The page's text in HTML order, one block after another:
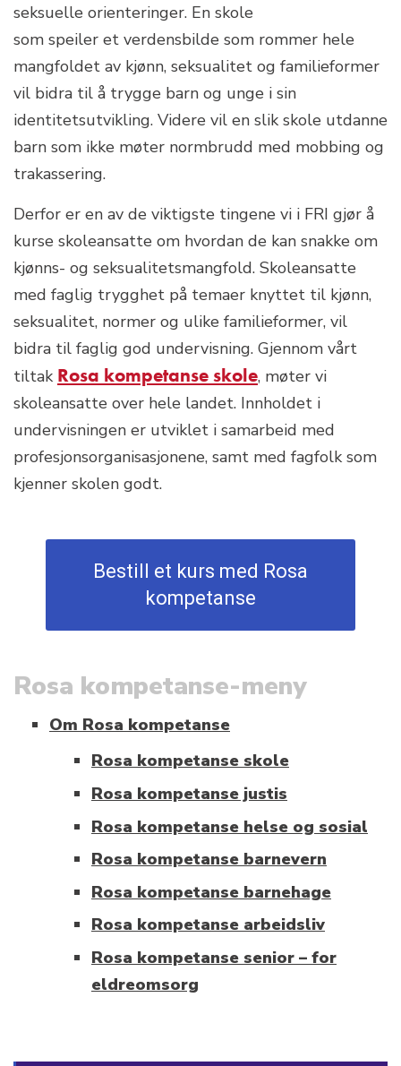
seksuelle orienteringer. En skole
som speiler et verdensbilde som rommer hele
mangfoldet av kjønn, seksualitet og familieformer
vil bidra til å trygge barn og unge i sin
identitetsutvikling. Videre vil en slik skole utdanne
barn som ikke møter normbrudd med mobbing og
trakassering.
Derfor er en av de viktigste tingene vi i FRI gjør å
kurse skoleansatte om hvordan de kan snakke om
kjønns- og seksualitetsmangfold. Skoleansatte
med faglig trygghet på temaer knyttet til kjønn,
seksualitet, normer og ulike familieformer, vil
bidra til faglig god undervisning. Gjennom vårt
tiltak Rosa kompetanse skole, møter vi
skoleansatte over hele landet. Innholdet i
undervisningen er utviklet i samarbeid med
profesjonsorganisasjonene, samt med fagfolk som
kjenner skolen godt.
Bestill et kurs med Rosa
kompetanse
Rosa kompetanse-meny
Om Rosa kompetanse
Rosa kompetanse skole
Rosa kompetanse justis
Rosa kompetanse helse og sosial
Rosa kompetanse barnevern
Rosa kompetanse barnehage
Rosa kompetanse arbeidsliv
Rosa kompetanse senior – for
eldreomsorg